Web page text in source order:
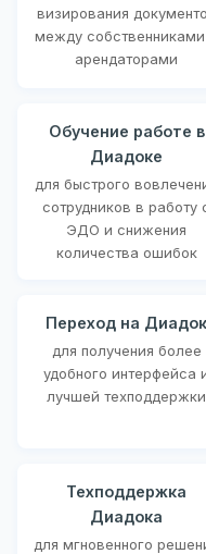
визирования
между
арендаторами
Обучение работе в
Диадоке
для быстрого
сотрудников в работу
ЭДО и снижения
количества ошибок
Переход на Диадок
для получения более
удобного интерфейса
лучшей техподдержки
Техподдержка
Диадока
для мгновенного